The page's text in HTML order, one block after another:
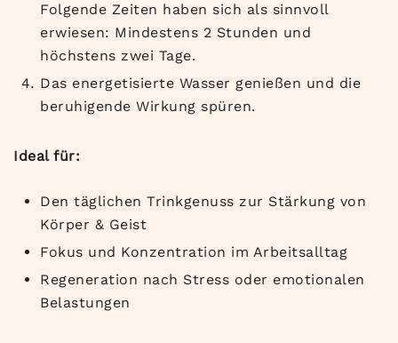
Folgende Zeiten haben sich als sinnvoll
erwiesen: Mindestens 2 Stunden und
höchstens zwei Tage.
Das energetisierte Wasser genießen und die
beruhigende Wirkung spüren.
Ideal für:
Den täglichen Trinkgenuss zur Stärkung von
Körper & Geist
Fokus und Konzentration im Arbeitsalltag
Regeneration nach Stress oder emotionalen
Belastungen